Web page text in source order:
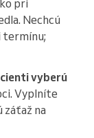
pri
Nechcú
termínu;
vyberú
Vyplníte
na